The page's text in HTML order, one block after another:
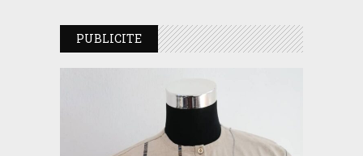
PUBLICITE